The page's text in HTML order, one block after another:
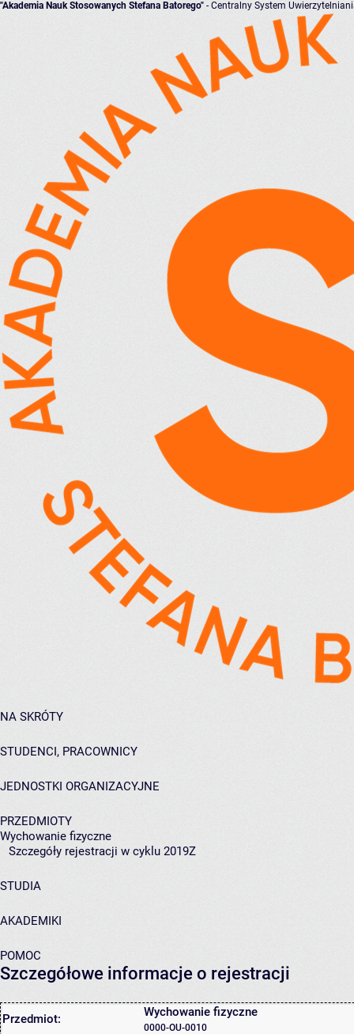
"Akademia Nauk Stosowanych Stefana Batorego" - Centralny System
NA SKRÓTY
STUDENCI, PRACOWNICY
JEDNOSTKI ORGANIZACYJNE
PRZEDMIOTY
Wychowanie fizyczne
Szczegóły rejestracji w cyklu 2019Z
STUDIA
AKADEMIKI
POMOC
Szczegółowe informacje o rejestracji
Przedmiot: Wychowanie fizyczne
0000-OU-0010